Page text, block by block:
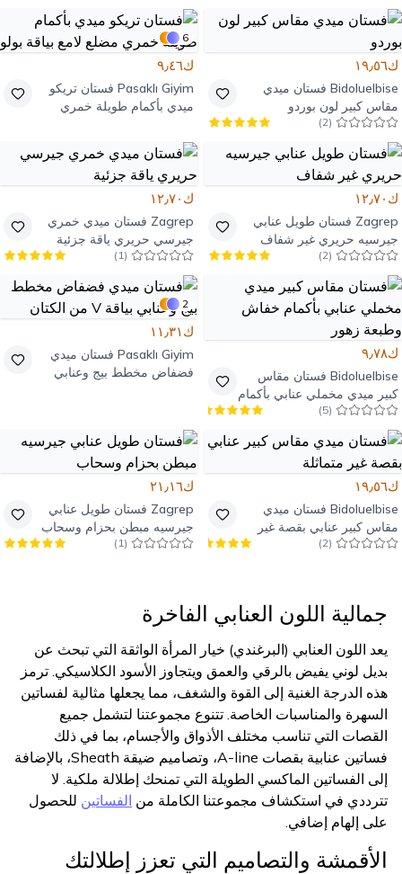
ك١٩٫٥٦
Bidoluelbise فستان ميدي
مقاس كبير لون بوردو
(
2
)
6
ك٩٫٤٦
Pasaklı Giyim فستان تريكو
ميدي بأكمام طويلة خمري
ك١٢٫٧٠
Zagrep فستان طويل عنابي
جيرسيه حريري غير شفاف
(
2
)
ك١٢٫٧٠
Zagrep فستان ميدي خمري
جيرسي حريري ياقة جزئية
(
1
)
ك٩٫٧٨
Bidoluelbise فستان مقاس
كبير ميدي مخملي عنابي بأكمام
خفاش وطبعة زهور
(
5
)
2
ك١١٫٣١
Pasaklı Giyim فستان ميدي
فضفاض مخطط بيج وعنابي
ك١٩٫٥٦
Bidoluelbise فستان ميدي
مقاس كبير عنابي بقصة غير
متماثلة
(
2
)
ك٢١٫١٦
Zagrep فستان طويل عنابي
جيرسيه مبطن بحزام وسحاب
(
1
)
جمالية اللون العنابي الفاخرة
يعد اللون العنابي (البرغندي) خيار المرأة الواثقة التي تبحث عن
بديل لوني يفيض بالرقي والعمق ويتجاوز الأسود الكلاسيكي. ترمز
هذه الدرجة الغنية إلى القوة والشغف، مما يجعلها مثالية لفساتين
السهرة والمناسبات الخاصة. تتنوع مجموعتنا لتشمل جميع
القصات التي تناسب مختلف الأذواق والأجسام، بما في ذلك
فساتين عنابية بقصات A-line، وتصاميم ضيقة Sheath، بالإضافة
إلى الفساتين الماكسي الطويلة التي تمنحك إطلالة ملكية. لا
تترددي في استكشاف مجموعتنا الكاملة من الفساتين للحصول
على إلهام إضافي.
الأقمشة والتصاميم التي تعزز إطلالتك